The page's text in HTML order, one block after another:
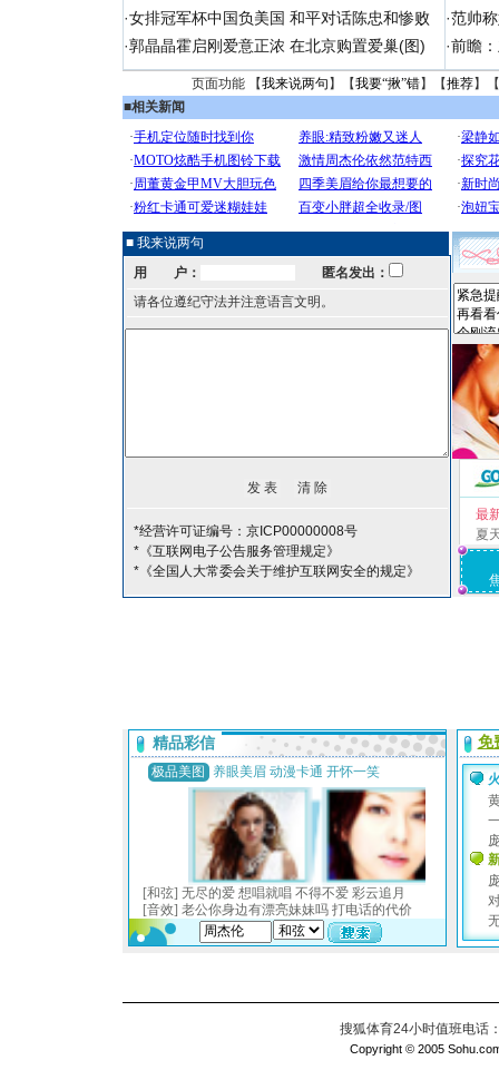
·女排冠军杯中国负美国 和平对话陈忠和惨败
·郭晶晶霍启刚爱意正浓 在北京购置爱巢(图)
·范帅
·前瞻
页面功能 【我来说两句 】【我要“揪”错】【推荐】
■相关新闻
■ 我来说两句
用 户：
匿名发出：
请各位遵纪守法并注意语言文明。
*经营许可证编号：京ICP00000008号
*《互联网电子公告服务管理规定》
*《全国人大常委会关于维护互联网安全的规定》
最
夏
搜狐体育24小时值班电话
Copyright © 2005